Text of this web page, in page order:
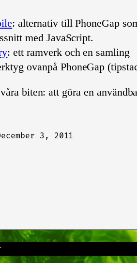
: alternativ till PhoneGap
med JavaScript.
: ett ramverk och en samling
ovanpå PhoneGap
biten: att göra en
3, 2011